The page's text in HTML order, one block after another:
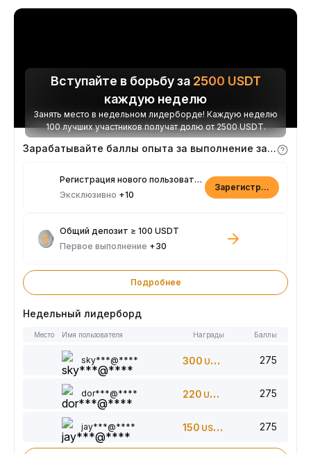
Вступайте в борьбу за 2500 USDT
каждую неделю
Занять место в недельном лидерборде! Каждую неделю
100 лучших участников получат долю от 2500 USDT.
Зарабатывайте баллы опыта за выполнение заданий
Регистрация нового пользователя
Эксклюзивно +10
Зарегистрироваться
Общий депозит ≥ 100 USDT
Первое выполнение +30
Подробнее
Недельный лидерборд
Место Имя пользователя Награды Баллы
sky***@**** 300 USDT 275
dor***@**** 220 USDT 275
jay***@**** 150 USDT 275